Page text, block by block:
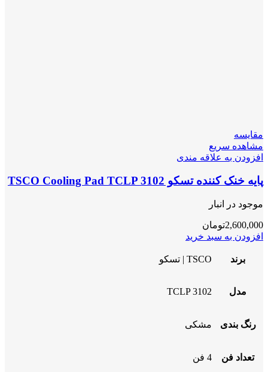
مقایسه
مشاهده سریع
افزودن به علاقه مندی
پایه خنک کننده تسکو TSCO Cooling Pad TCLP 3102
موجود در انبار
2,600,000تومان
افزودن به سبد خرید
برند TSCO | تسکو
مدل TCLP 3102
رنگ بندی مشکی
تعداد فن 4 فن